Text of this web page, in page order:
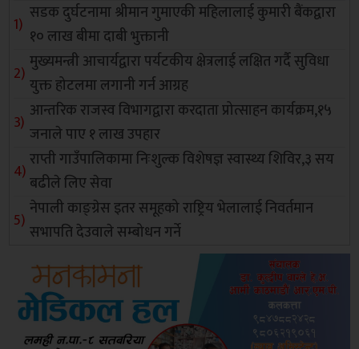
सडक दुर्घटनामा श्रीमान गुमाएकी महिलालाई कुमारी बैंकद्वारा
१० लाख बीमा दाबी भुक्तानी
मुख्यमन्त्री आचार्यद्वारा पर्यटकीय क्षेत्रलाई लक्षित गर्दै सुविधा
युक्त होटलमा लगानी गर्न आग्रह
आन्तरिक राजस्व विभागद्वारा करदाता प्रोत्साहन कार्यक्रम,१५
जनाले पाए १ लाख उपहार
राप्ती गाउँपालिकामा निःशुल्क विशेषज्ञ स्वास्थ्य शिविर,३ सय
बढीले लिए सेवा
नेपाली काङ्ग्रेस इतर समूहको राष्ट्रिय भेलालाई निवर्तमान
सभापति देउवाले सम्बोधन गर्ने